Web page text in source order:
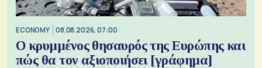
ECONOMY 08.08.2026, 07:00
Ο κρυμμένος θησαυρός της Ευρώπης και
πώς θα τον αξιοποιήσει [γράφημα]